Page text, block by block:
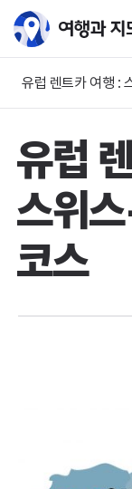
유럽 렌트카 여행 :
유럽
스위
코스